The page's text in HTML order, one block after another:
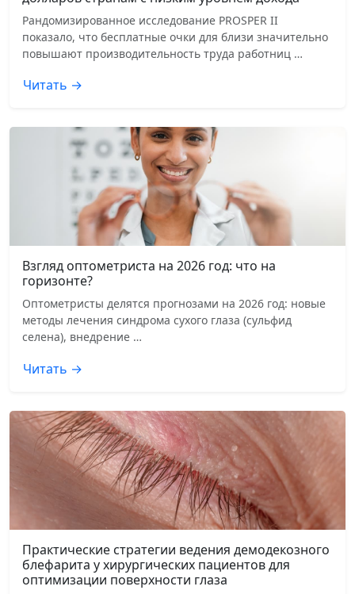
Рандомизированное исследование PROSPER II
показало, что бесплатные очки для близи значительно
повышают производительность труда работниц …
Читать →
Взгляд оптометриста на 2026 год: что на
горизонте?
Оптометристы делятся прогнозами на 2026 год: новые
методы лечения синдрома сухого глаза (сульфид
селена), внедрение …
Читать →
Практические стратегии ведения демодекозного
блефарита у хирургических пациентов для
оптимизации поверхности глаза